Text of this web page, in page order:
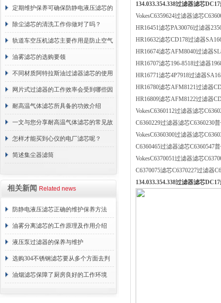
定期维护保养可确保防静电液压滤芯的
正常工作
除尘滤芯的清洗工作你做对了吗？
轨道车空压机滤芯主要作用是防止空气
中的杂质和油脂浓度升高
油雾滤芯的选购要领
不同材质阿特拉斯油过滤器滤芯的使用
周期区别介绍
网片式过滤器的工作效率会受到哪些因
素的影响？
耐高温气体滤芯所具备的功效介绍
一文与您分享耐高温气体滤芯的常见故
障相应解决方法
怎样才能买到心仪的电厂滤芯呢？
简述集尘器滤筒
相关新闻 Related news
防静电液压滤芯正确的维护保养方法
油雾分离滤芯的工作原理及作用介绍
液压泵过滤器的保养与维护
选购304不锈钢滤芯要从多个方面去判
断
油烟滤芯保障了厨房良好的工作环境
134.033.354.338过滤器滤芯
VokesC6359624过滤器滤芯
HR16451滤芯PA30076过滤器
HR16632滤芯CD178过滤器
HR16674滤芯AFM8040过滤器
HR16707滤芯196-8518过滤器
HR16771滤芯4P7918过滤器
HR16780滤芯AFM8121过滤器
HR16809滤芯AFM8122过滤器
VokesC6360112过滤器滤芯
C6360229过滤器滤芯C6360230
VokesC6360300过滤器滤芯
C6360465过滤器滤芯C6360547
VokesC6370051过滤器滤芯
C6370075滤芯C6370227过滤器
134.033.354.338过滤器滤芯